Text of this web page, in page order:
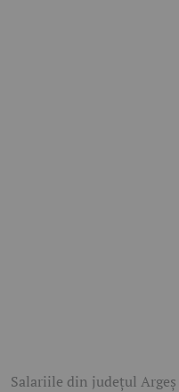
Salariile din județul